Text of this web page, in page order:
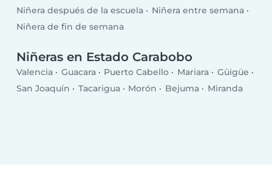
Niñera después de la escuela
Niñera entre semana
Niñera de fin de semana
Niñeras en Estado Carabobo
Valencia Guacara Puerto Cabello Mariara
Güigüe
San Joaquín
Tacarigua Morón Bejuma Miranda